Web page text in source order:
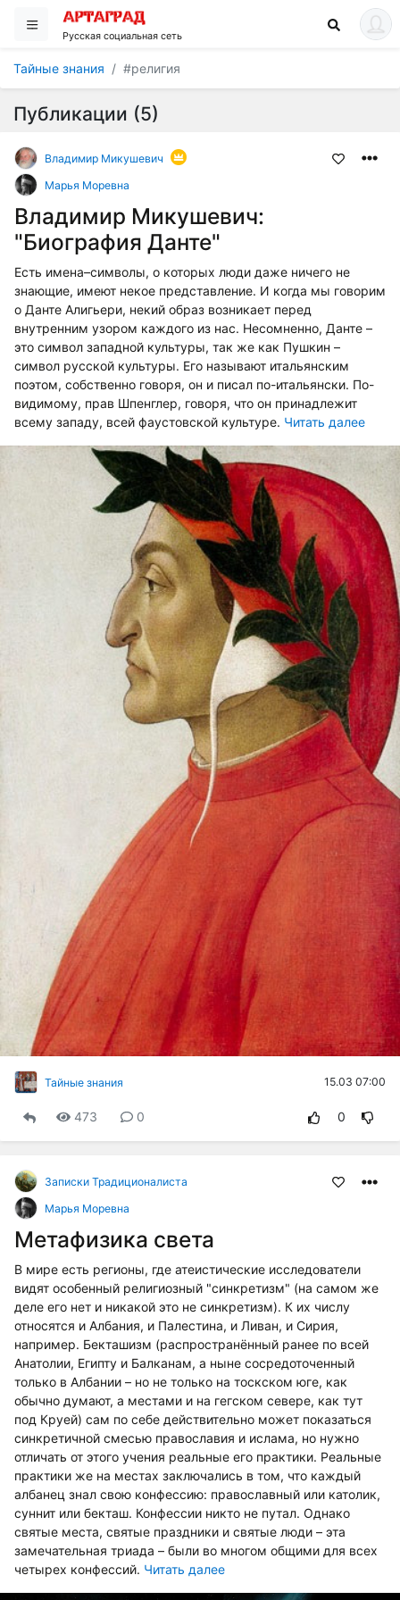
Русская социальная сеть
Тайные знания #религия
Публикации (5)
Владимир Микушевич
Марья Моревна
Владимир Микушевич:
"Биография Данте"
Есть имена–символы, о которых люди даже ничего не
знающие, имеют некое представление. И когда мы говорим
о Данте Алигьери, некий образ возникает перед
внутренним узором каждого из нас. Несомненно, Данте –
это символ западной культуры, так же как Пушкин –
символ русской культуры. Его называют итальянским
поэтом, собственно говоря, он и писал по-итальянски. По-
видимому, прав Шпенглер, говоря, что он принадлежит
всему западу, всей фаустовской культуре. Читать далее
Тайные знания 15.03 07:00
473 0 0
Записки Традиционалиста
Марья Моревна
Метафизика света
В мире есть регионы, где атеистические исследователи
видят особенный религиозный "синкретизм" (на самом же
деле его нет и никакой это не синкретизм). К их числу
относятся и Албания, и Палестина, и Ливан, и Сирия,
например. Бекташизм (распространённый ранее по всей
Анатолии, Египту и Балканам, а ныне сосредоточенный
только в Албании – но не только на тоскском юге, как
обычно думают, а местами и на гегском севере, как тут
под Круей) сам по себе действительно может показаться
синкретичной смесью православия и ислама, но нужно
отличать от этого учения реальные его практики. Реальные
практики же на местах заключались в том, что каждый
албанец знал свою конфессию: православный или католик,
суннит или бекташ. Конфессии никто не путал. Однако
святые места, святые праздники и святые люди – эта
замечательная триада – были во многом общими для всех
четырех конфессий. Читать далее